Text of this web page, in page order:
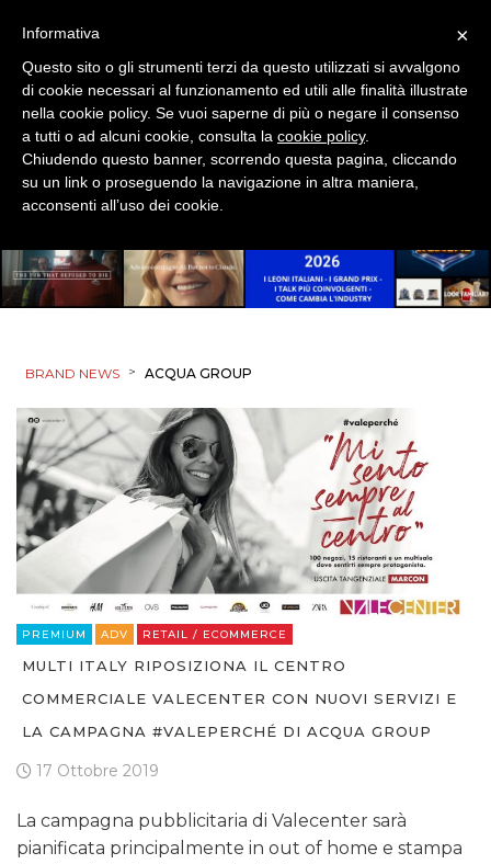
BRAND NEWS > ACQUA GROUP
PREMIUM ADV RETAIL / ECOMMERCE
MULTI ITALY RIPOSIZIONA IL CENTRO
COMMERCIALE VALECENTER CON NUOVI SERVIZI E
LA CAMPAGNA #VALEPERCHÉ DI ACQUA GROUP
17 Ottobre 2019
La campagna pubblicitaria di Valecenter sarà
pianificata principalmente in out of home e stampa
×
Informativa
Questo sito o gli strumenti terzi da questo utilizzati si avvalgono
di cookie necessari al funzionamento ed utili alle finalità illustrate
nella cookie policy. Se vuoi saperne di più o negare il consenso
a tutti o ad alcuni cookie, consulta la cookie policy.
Chiudendo questo banner, scorrendo questa pagina, cliccando
su un link o proseguendo la navigazione in altra maniera,
acconsenti all’uso dei cookie.